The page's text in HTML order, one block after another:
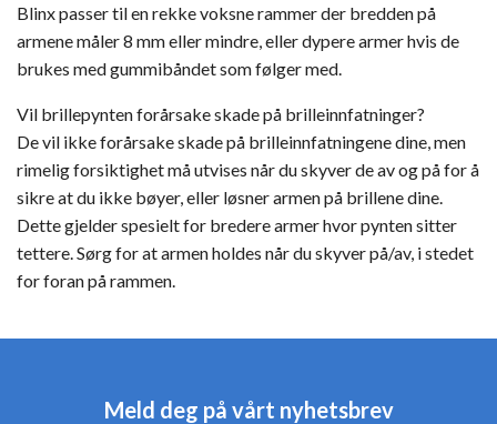
Blinx passer til en rekke voksne rammer der bredden på
armene måler 8 mm eller mindre, eller dypere armer hvis de
brukes med gummibåndet som følger med.
Vil brillepynten forårsake skade på brilleinnfatninger?
De vil ikke forårsake skade på brilleinnfatningene dine, men
rimelig forsiktighet må utvises når du skyver de av og på for å
sikre at du ikke bøyer, eller løsner armen på brillene dine.
Dette gjelder spesielt for bredere armer hvor pynten sitter
tettere. Sørg for at armen holdes når du skyver på/av, i stedet
for foran på rammen.
Meld deg på vårt nyhetsbrev